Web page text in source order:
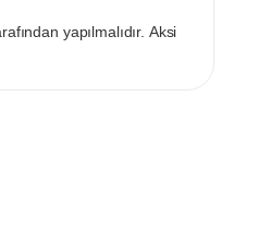
yapılmalıdır. Aksi